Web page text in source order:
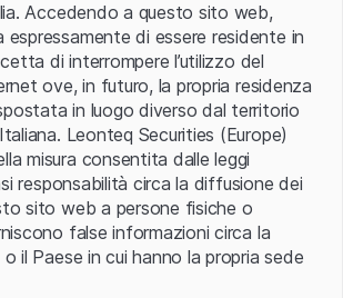
Errore del server.
Accedendo a questo sito web,
espressamente di essere residente in
di interrompere l’utilizzo del
ove, in futuro, la propria residenza
in luogo diverso dal territorio
Leonteq Securities (Europe)
misura consentita dalle leggi
responsabilità circa la diffusione dei
sito web a persone fisiche o
false informazioni circa la
il Paese in cui hanno la propria sede